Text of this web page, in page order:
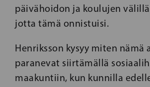
päivähoidon ja koulujen
jotta tämä onnistuisi.
Henriksson kysyy miten nämä
paranevat siirtämällä
maakuntiin, kun kunnilla